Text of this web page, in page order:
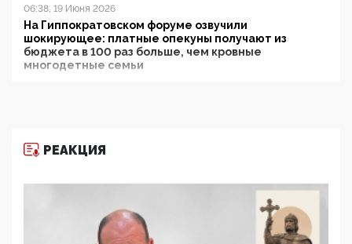
06:38, 19 Июня 2026
На Гиппократовском форуме озвучили
шокирующее: платные опекуны получают из
бюджета в 100 раз больше, чем кровные
многодетные семьи
11:53, 09 Июня 2026
деятельность ИИТО ЮНЕСКО в России, но
цифроглобалисты продолжают определять
повестку в образовании
09:43, 01 Июня 2026
РЕАКЦИЯ